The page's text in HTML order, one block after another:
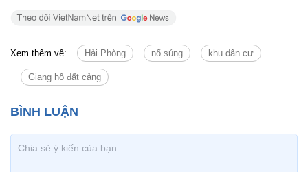
Xem thêm về: Hải Phòng nổ súng khu dân cư
Giang hồ đất cảng